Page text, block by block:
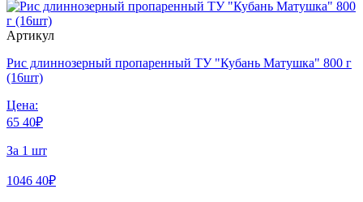
Артикул
Рис длиннозерный пропаренный ТУ "Кубань Матушка" 800 г
(16шт)
Цена:
65 40₽
За 1 шт
1046 40₽